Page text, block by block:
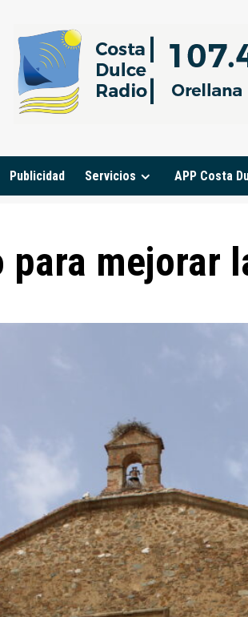
Publicidad Servicios APP Costa
para mejorar